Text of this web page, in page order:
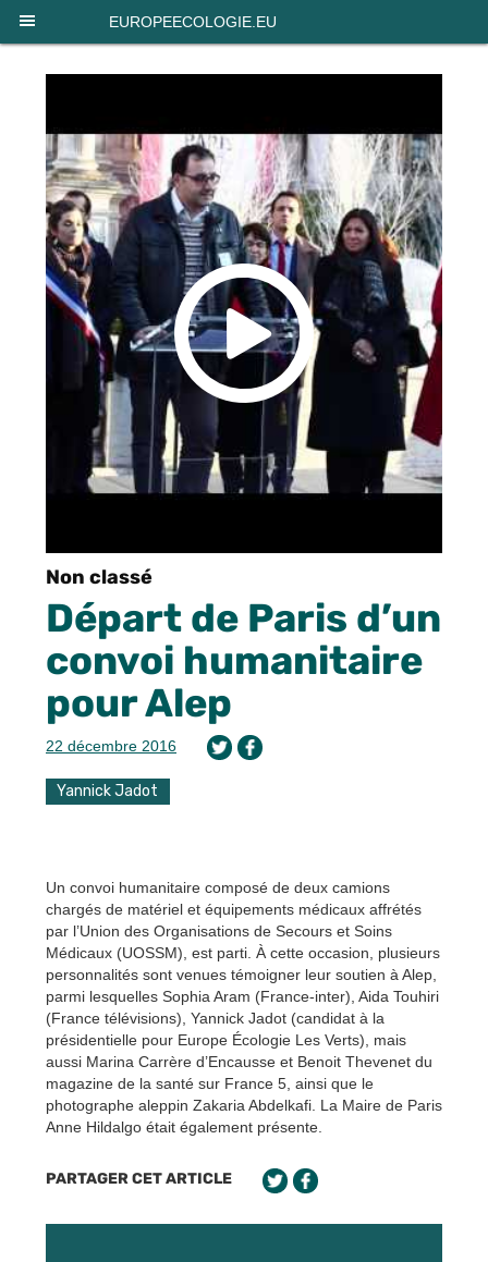
EUROPEECOLOGIE.EU
Non classé
Départ de Paris d’un
convoi humanitaire
pour Alep
22 décembre 2016
Yannick Jadot
Un convoi humanitaire composé de deux camions
chargés de matériel et équipements médicaux affrétés
par l’Union des Organisations de Secours et Soins
Médicaux (UOSSM), est parti. À cette occasion, plusieurs
personnalités sont venues témoigner leur soutien à Alep,
parmi lesquelles Sophia Aram (France-inter), Aida Touhiri
(France télévisions), Yannick Jadot (candidat à la
présidentielle pour Europe Écologie Les Verts), mais
aussi Marina Carrère d’Encausse et Benoit Thevenet du
magazine de la santé sur France 5, ainsi que le
photographe aleppin Zakaria Abdelkafi. La Maire de Paris
Anne Hildalgo était également présente.
PARTAGER CET ARTICLE